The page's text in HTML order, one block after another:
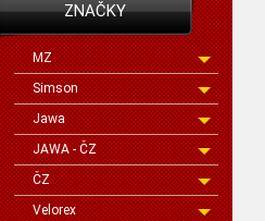
ZNAČKY
MZ
Simson
Jawa
JAWA - ČZ
ČZ
Velorex